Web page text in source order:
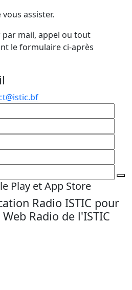
assister.
mail, appel ou tout
le formulaire ci-après
Play et App Store
Radio ISTIC pour
Radio de l'ISTIC